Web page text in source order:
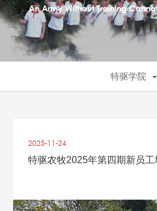
An Army Without Training
特驱学院
2025-11-24
特驱农牧2025年第四期新员